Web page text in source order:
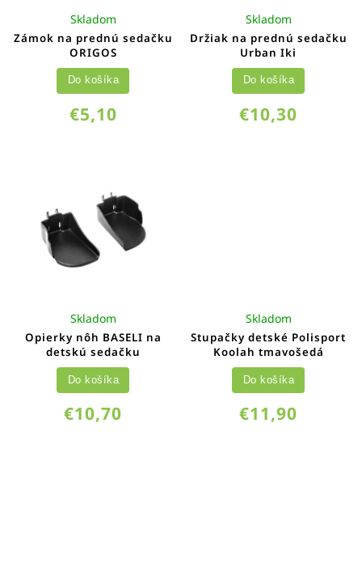
Zámok na prednú sedačku
ORIGOS
Skladom
€5,10
Do košíka
Držiak na prednú sedačku
Urban Iki
Skladom
€10,30
Do košíka
Opierky nôh BASELI na
detskú sedačku
Skladom
€10,70
Do košíka
Stupačky detské Polisport
Koolah tmavošedá
Skladom
€11,90
Do košíka